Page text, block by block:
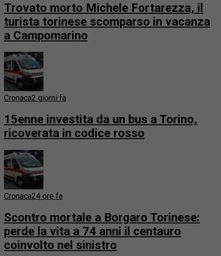
Trovato morto Michele Fortarezza, il
turista torinese scomparso in vacanza
a Campomarino
Cronaca2 giorni fa
15enne investita da un bus a Torino,
ricoverata in codice rosso
Cronaca24 ore fa
Scontro mortale a Borgaro Torinese:
perde la vita a 74 anni il centauro
coinvolto nel sinistro